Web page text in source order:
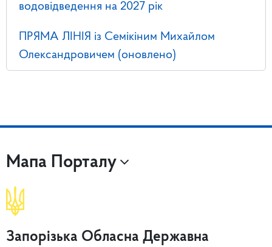
водовідведення на 2027 рік
ПРЯМА ЛІНІЯ із Семікіним Михайлом
Олександровичем (оновлено)
Мапа Порталу
Запорізька Обласна Державна